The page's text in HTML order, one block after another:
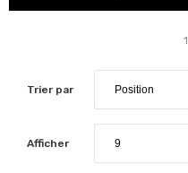
Trier par
1
Afficher